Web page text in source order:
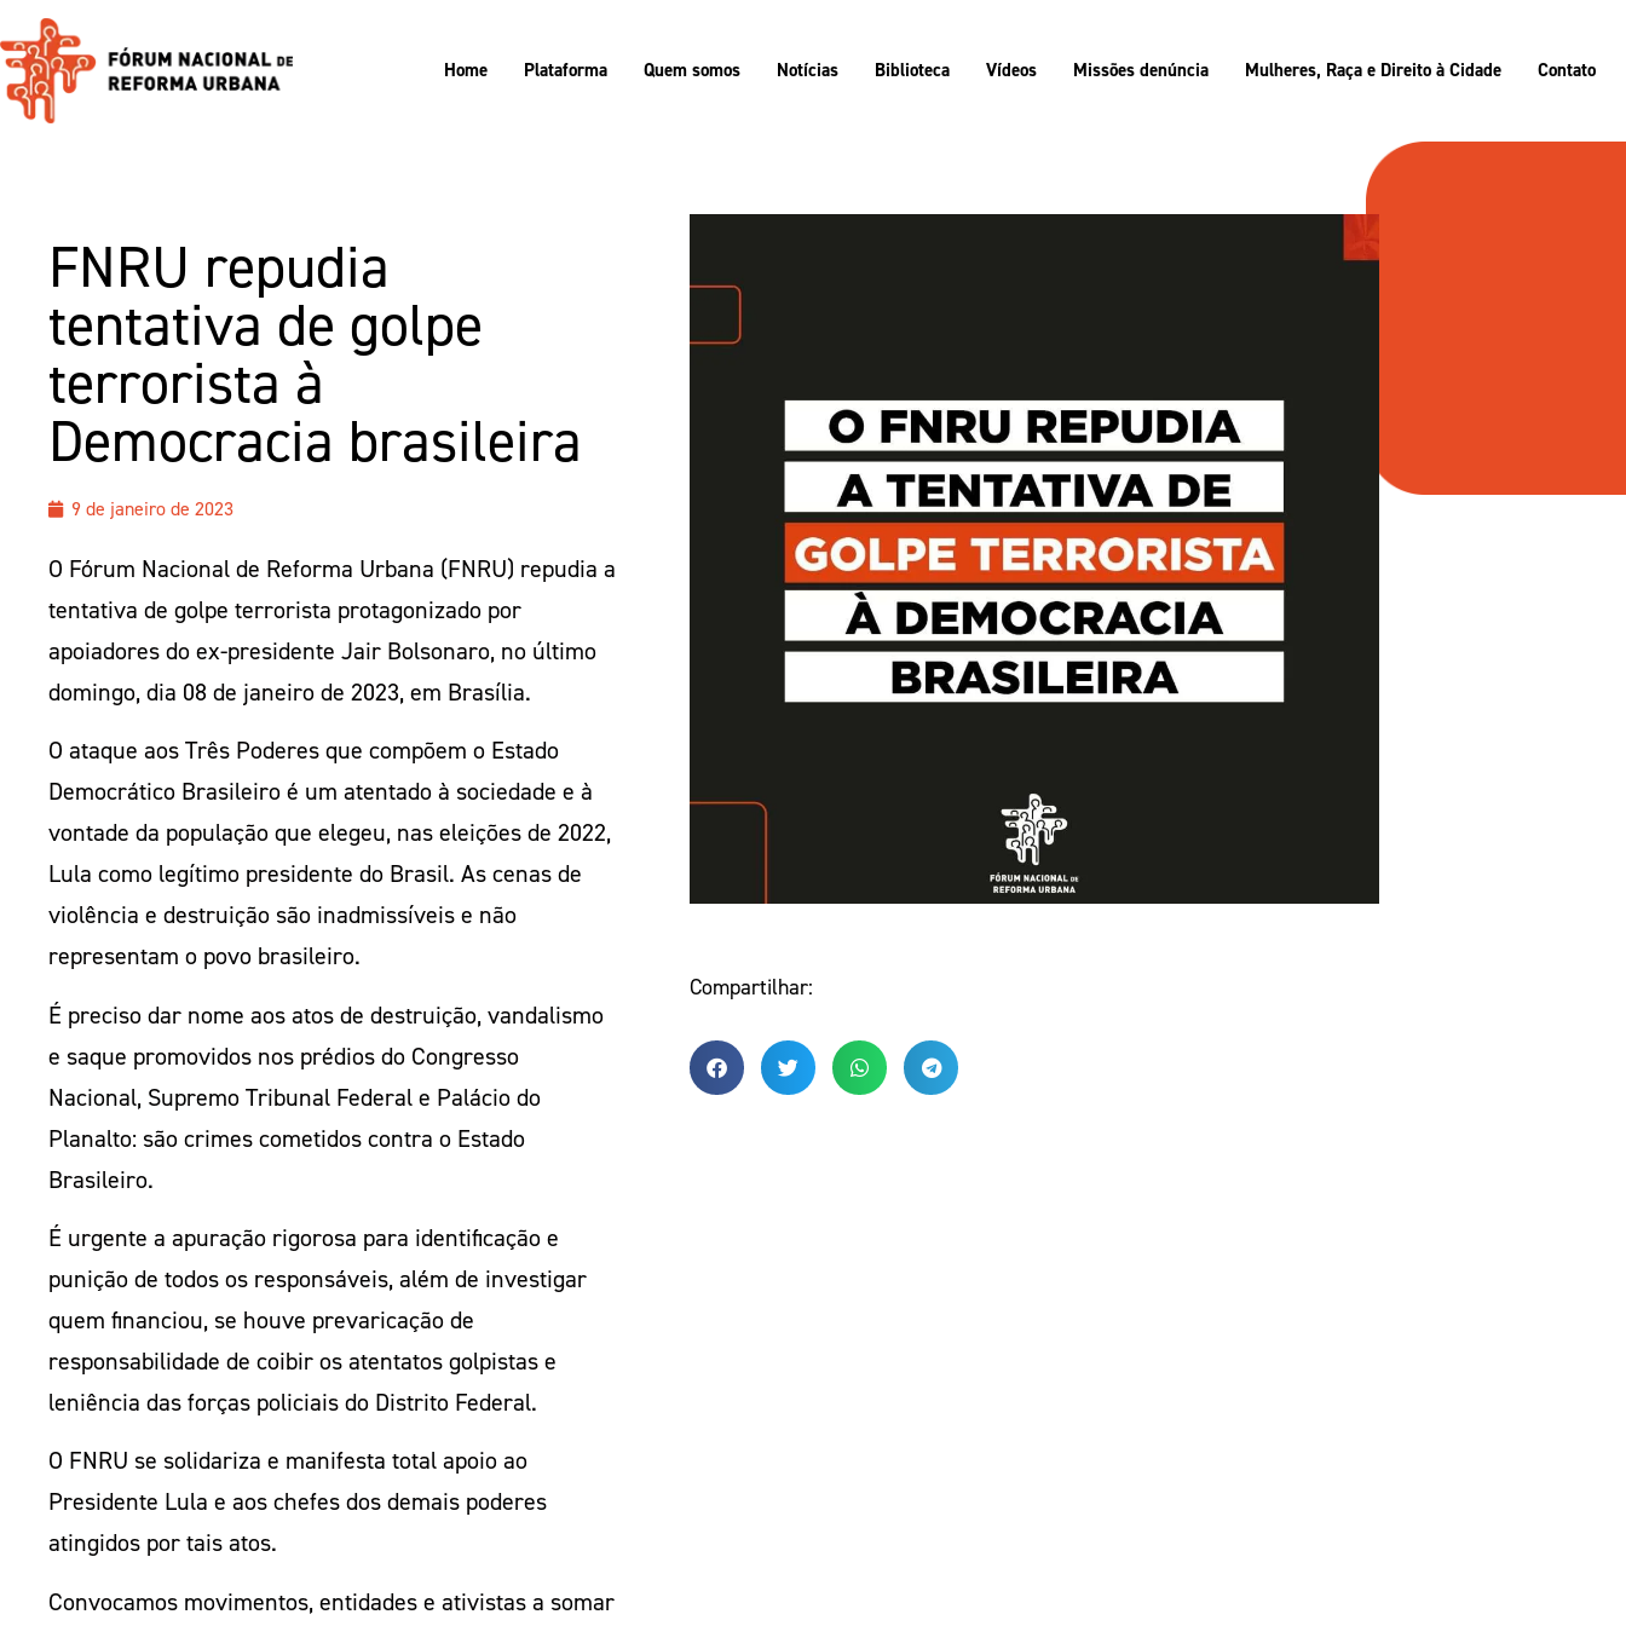
Home Plataforma Quem somos Notícias Biblioteca Vídeos Missões denúncia Mulheres, Raça e Direito à Cidade Contato
FNRU repudia
tentativa de golpe
terrorista à
Democracia brasileira
9 de janeiro de 2023
O Fórum Nacional de Reforma Urbana (FNRU) repudia a
tentativa de golpe terrorista protagonizado por
apoiadores do ex-presidente Jair Bolsonaro, no último
domingo, dia 08 de janeiro de 2023, em Brasília.
O ataque aos Três Poderes que compõem o Estado
Democrático Brasileiro é um atentado à sociedade e à
vontade da população que elegeu, nas eleições de 2022,
Lula como legítimo presidente do Brasil. As cenas de
violência e destruição são inadmissíveis e não
representam o povo brasileiro.
É preciso dar nome aos atos de destruição, vandalismo
e saque promovidos nos prédios do Congresso
Nacional, Supremo Tribunal Federal e Palácio do
Planalto: são crimes cometidos contra o Estado
Brasileiro.
É urgente a apuração rigorosa para identificação e
punição de todos os responsáveis, além de investigar
quem financiou, se houve prevaricação de
responsabilidade de coibir os atentatos golpistas e
leniência das forças policiais do Distrito Federal.
O FNRU se solidariza e manifesta total apoio ao
Presidente Lula e aos chefes dos demais poderes
atingidos por tais atos.
Convocamos movimentos, entidades e ativistas a somar
Compartilhar: